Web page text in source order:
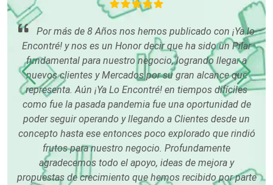
Energía Solar
Enfermedades de la Piel
Enfermeras
Envases y Empaques
Por más de 8 Años nos hemos publicado con ¡Ya lo
Encontré! y nos es un Honor decir que ha sido un Pilar
fundamental para nuestro negocio, logrando llegar a
nuevos clientes y Mercados por su gran alcance que
representa. Aún ¡Ya Lo Encontré! en tiempos difíciles
como fue la pasada pandemia fue una oportunidad de
poder seguir operando y llegando a Clientes desde un
concepto hasta ese entonces poco explorado que rindió
frutos para nuestro negocio. Profundamente
agradecemos todo el apoyo, ideas de mejora y
propuestas de crecimiento que hemos recibido por parte